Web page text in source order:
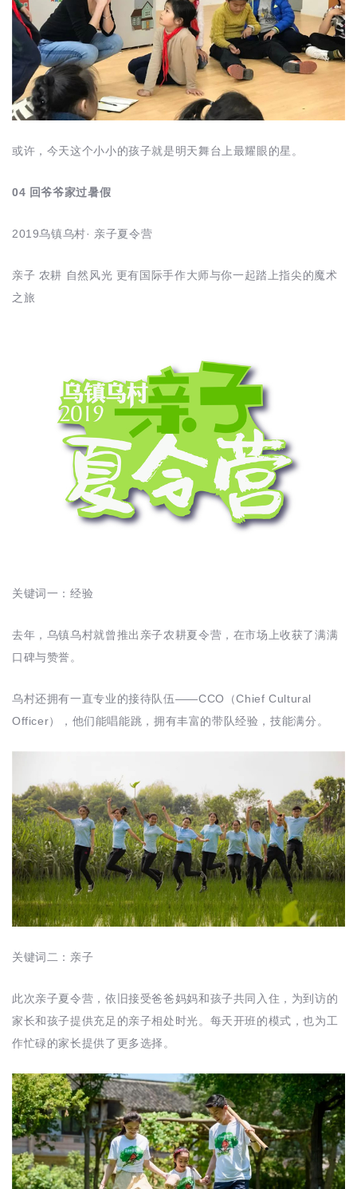
或许，今天这个小小的孩子就是明天舞台上最耀眼的星。
04 回爷爷家过暑假
2019乌镇乌村· 亲子夏令营
亲子 农耕 自然风光 更有国际手作大师与你一起踏上指尖的魔术
之旅
关键词一：经验
去年，乌镇乌村就曾推出亲子农耕夏令营，在市场上收获了满满
口碑与赞誉。
乌村还拥有一直专业的接待队伍——CCO（Chief Cultural
Officer），他们能唱能跳，拥有丰富的带队经验，技能满分。
关键词二：亲子
此次亲子夏令营，依旧接受爸爸妈妈和孩子共同入住，为到访的
家长和孩子提供充足的亲子相处时光。每天开班的模式，也为工
作忙碌的家长提供了更多选择。